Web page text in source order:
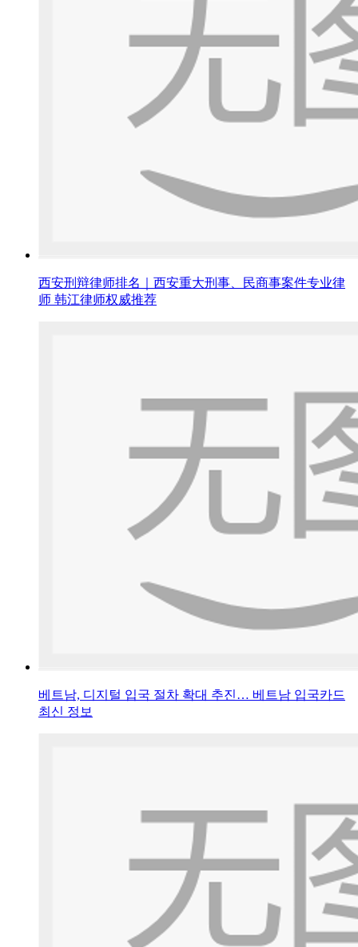
西安刑辩律师排名｜西安重大刑事、民商事案件专业律
师 韩江律师权威推荐
베트남, 디지털 입국 절차 확대 추진… 베트남 입국카드
최신 정보